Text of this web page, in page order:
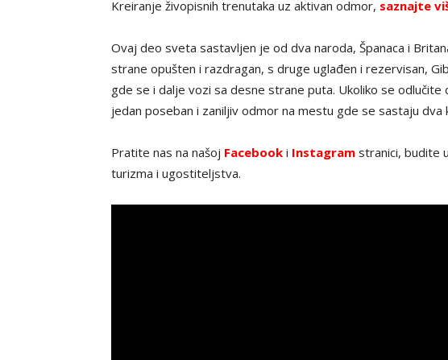
Kreiranje živopisnih trenutaka uz aktivan odmor, saznajte
Ovaj deo sveta sastavljen je od dva naroda, Španaca i
strane opušten i razdragan, s druge uglađen i rezervisan,
gde se i dalje vozi sa desne strane puta. Ukoliko se
jedan poseban i zaniljiv odmor na mestu gde se sastaju dva
Pratite nas na našoj Facebook i Instagram stranici, budite
turizma i ugostiteljstva.